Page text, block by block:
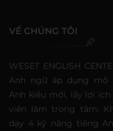
VỀ CHÚNG TÔI
WESET ENGLISH
Anh ngữ áp dụng mô
Anh kiểu mới, lấy lợi
viên làm trọng tâm:
dạy 4 kỹ năng tiếng